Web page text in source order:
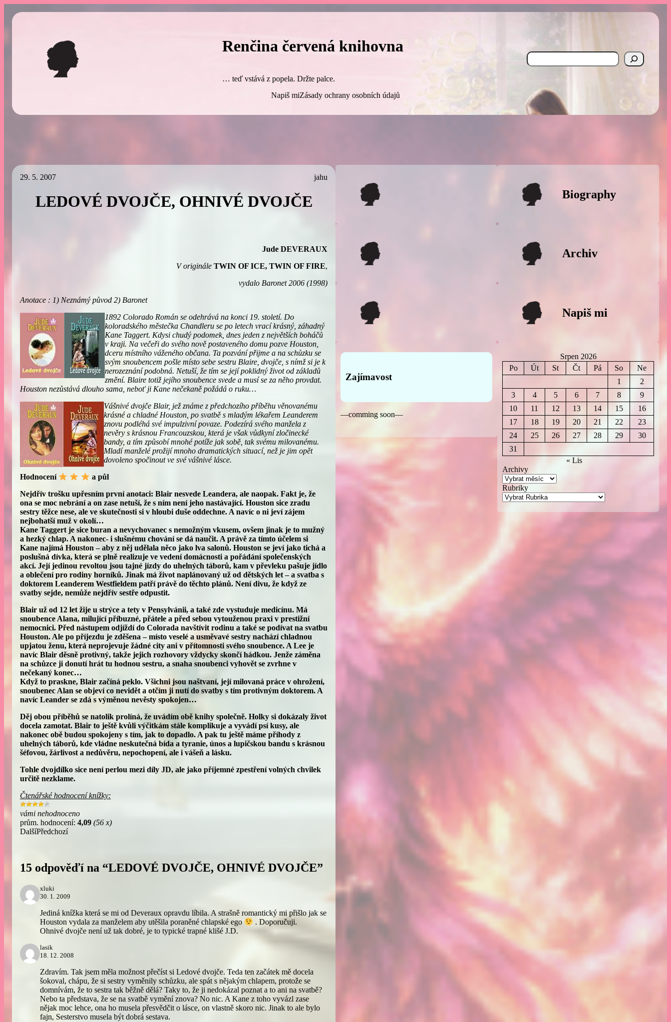
Renčina červená knihovna
… teď vstává z popela. Držte palce.
Search
Napiš miZásady ochrany osobních údajů
29. 5. 2007 jahu
LEDOVÉ DVOJČE, OHNIVÉ DVOJČE
Jude DEVERAUX
V originále TWIN OF ICE, TWIN OF FIRE,
vydalo Baronet 2006 (1998)
Anotace : 1) Neznámý původ 2) Baronet
1892 Colorado Román se odehrává na konci 19. století. Do
koloradského městečka Chandleru se po letech vrací krásný, záhadný
Kane Taggert. Kdysi chudý podomek, dnes jeden z největších boháčů
v kraji. Na večeři do svého nově postaveného domu pozve Houston,
dceru místního váženého občana. Ta pozvání přijme a na schůzku se
svým snoubencem pošle místo sebe sestru Blaire, dvojče, s nímž si je k
nerozeznání podobná. Netuší, že tím se její poklidný život od základů
změní. Blaire totiž jejího snoubence svede a musí se za něho provdat.
Houston nezůstává dlouho sama, neboť ji Kane nečekaně požádá o ruku…
Vášnivé dvojče Blair, jež známe z předchozího příběhu věnovanému
krásné a chladné Houston, po svatbě s mladým lékařem Leanderem
znovu podléhá své impulzivní povaze. Podezírá svého manžela z
nevěry s krásnou Francouzskou, která je však vůdkyní zločinecké
bandy, a tím způsobí mnohé potíže jak sobě, tak svému milovanému.
Mladí manželé prožijí mnoho dramatických situací, než je jim opět
dovoleno spočinout ve své vášnivé lásce.
Hodnocení
a půl
Nejdřív trošku upřesním první anotaci: Blair nesvede Leandera, ale naopak. Fakt je, že
ona se moc nebrání a on zase netuší, že s ním není jeho nastávající. Houston sice zradu
sestry těžce nese, ale ve skutečnosti si v hloubi duše oddechne. A navíc o ni jeví zájem
nejbohatší muž v okolí…
Kane Taggert je sice buran a nevychovanec s nemožným vkusem, ovšem jinak je to mužný
a hezký chlap. A nakonec- i slušnému chování se dá naučit. A právě za tímto účelem si
Kane najímá Houston – aby z něj udělala něco jako lva salonů. Houston se jeví jako tichá a
poslušná dívka, která se plně realizuje ve vedení domácnosti a pořádání společenských
akcí. Její jedinou revoltou jsou tajné jízdy do uhelných táborů, kam v převleku pašuje jídlo
a oblečení pro rodiny horníků. Jinak má život naplánovaný už od dětských let – a svatba s
doktorem Leanderem Westfieldem patří právě do těchto plánů. Není divu, že když ze
svatby sejde, nemůže nejdřív sestře odpustit.
Blair už od 12 let žije u strýce a tety v Pensylvánii, a také zde vystuduje medicínu. Má
snoubence Alana, milující příbuzné, přátele a před sebou vytouženou praxi v prestižní
nemocnici. Před nástupem odjíždí do Colorada navštívit rodinu a také se podívat na svatbu
Houston. Ale po příjezdu je zděšena – místo veselé a usměvavé sestry nachází chladnou
upjatou ženu, která neprojevuje žádné city ani v přítomnosti svého snoubence. A Lee je
navíc Blair děsně protivný, takže jejich rozhovory vždycky skončí hádkou. Jenže záměna
na schůzce ji donutí hrát tu hodnou sestru, a snaha snoubenci vyhovět se zvrhne v
nečekaný konec…
Když to praskne, Blair začíná peklo. Všichni jsou naštvaní, její milovaná práce v ohrožení,
snoubenec Alan se objeví co nevidět a otčím ji nutí do svatby s tím protivným doktorem. A
navíc Leander se zdá s výměnou nevěsty spokojen…
Děj obou příběhů se natolik prolíná, že uvádím obě knihy společně. Holky si dokázaly život
docela zamotat. Blair to ještě kvůli výčitkám stále komplikuje a vyvádí psí kusy, ale
nakonec obě budou spokojeny s tím, jak to dopadlo. A pak tu ještě máme příhody z
uhelných táborů, kde vládne neskutečná bída a tyranie, únos a lupičskou bandu s krásnou
šéfovou, žárlivost a nedůvěru, nepochopení, ale i vášeň a lásku.
Tohle dvojdílko sice není perlou mezi díly JD, ale jako příjemné zpestření volných chvilek
určitě nezklame.
Čtenářské hodnocení knížky:
vámi nehodnoceno
prům. hodnocení: 4,09 (56 x)
DalšíPředchozí
15 odpověďí na “LEDOVÉ DVOJČE, OHNIVÉ DVOJČE”
xluki
30. 1. 2009
Jediná knížka která se mi od Deveraux opravdu líbila. A strašně romantický mi přišlo jak se
Houston vydala za manželem aby utěšila poraněné chlapské ego
. Doporučuji.
Ohnivé dvojče není už tak dobré, je to typické trapné klišé J.D.
lasik
18. 12. 2008
Zdravím. Tak jsem měla možnost přečíst si Ledové dvojče. Teda ten začátek mě docela
šokoval, chápu, že si sestry vyměnily schůzku, ale spát s nějakým chlapem, protože se
domnívám, že to sestra tak běžně dělá? Taky to, že ji nedokázal poznat a to ani na svatbě?
Nebo ta představa, že se na svatbě vymění znova? No nic. A Kane z toho vyvázl zase
nějak moc lehce, ona ho musela přesvědčit o lásce, on vlastně skoro nic. Jinak to ale bylo
fajn, Sesterstvo musela být dobrá sestava.
Zajímavost
—comming soon—
Biography
Archiv
Napiš mi
Srpen 2026
Po
Út St Čt Pá So
Ne
1
2
3
4 5 6 7 8
9
10
11 12 13 14 15
16
17
18 19 20 21 22
23
24
25 26 27 28 29
30
31
« Lis
Archivy
Rubriky